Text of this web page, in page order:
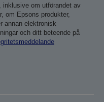
inklusive om utförandet av
om Epsons produkter,
annan elektronisk
och ditt beteende på